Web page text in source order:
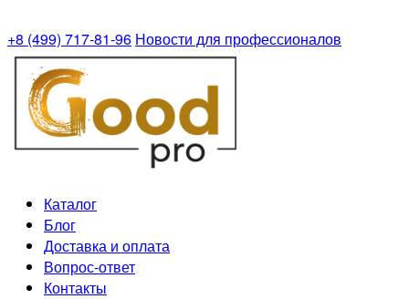
+8 (499) 717-81-96 Новости для профессионалов
Каталог
Блог
Доставка и оплата
Вопрос-ответ
Контакты